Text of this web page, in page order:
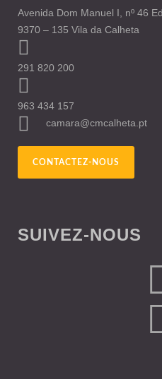
Avenida Dom Manuel I, nº 46
9370 – 135 Vila da Calheta
291 820 200
963 434 157
camara@cmcalheta.pt
CONTACTEZ-NOUS
SUIVEZ-NOUS